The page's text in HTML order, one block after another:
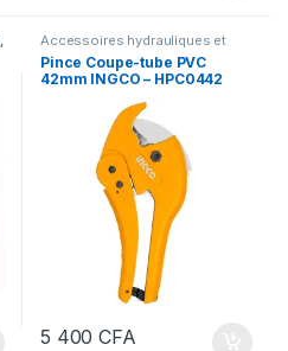
, Accessoires hydrauliques et
forage ,Hydraulique et Forage
Outillage,Outillage à main
Pince,Plomberie
Pince Coupe-tube PVC
42mm INGCO – HPC0442
5 400CFA